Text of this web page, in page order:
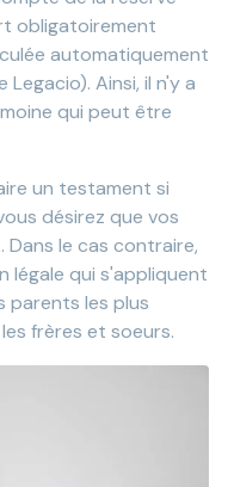
obligatoirement
automatiquement
Ainsi, il n'y a
qui peut être
un testament si
désirez que vos
le cas contraire,
légale qui s'appliquent
parents les plus
frères et soeurs.